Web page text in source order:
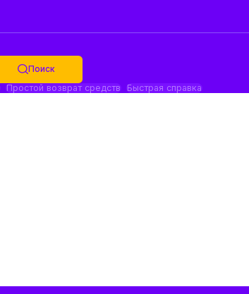
Поиск
Простой возврат средств Быстрая справка